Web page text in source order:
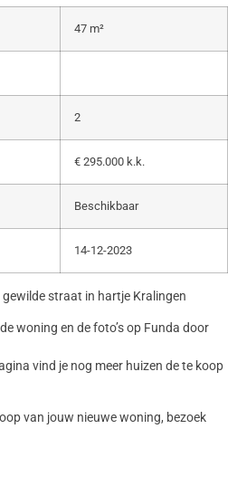
47 m²
2
€ 295.000 k.k.
Beschikbaar
14-12-2023
straat in hartje Kralingen
woning en de foto’s op Funda door
vind je nog meer huizen de te koop
van jouw nieuwe woning, bezoek